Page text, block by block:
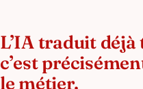
L’IA traduit déjà
c’est
le métier.